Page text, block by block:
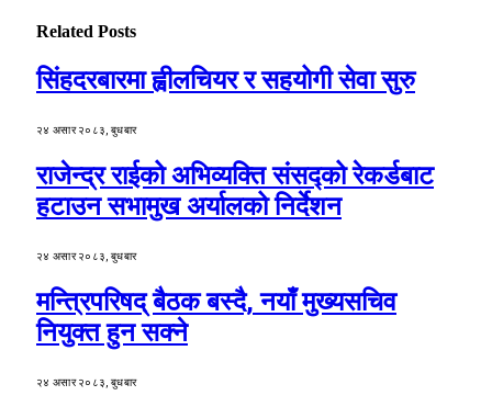
Related Posts
सिंहदरबारमा ह्वीलचियर र सहयोगी सेवा सुरु
२४ असार २०८३, बुधबार
राजेन्द्र राईको अभिव्यक्ति संसद्को रेकर्डबाट
हटाउन सभामुख अर्यालको निर्देशन
२४ असार २०८३, बुधबार
मन्त्रिपरिषद् बैठक बस्दै, नयाँ मुख्यसचिव
नियुक्त हुन सक्ने
२४ असार २०८३, बुधबार